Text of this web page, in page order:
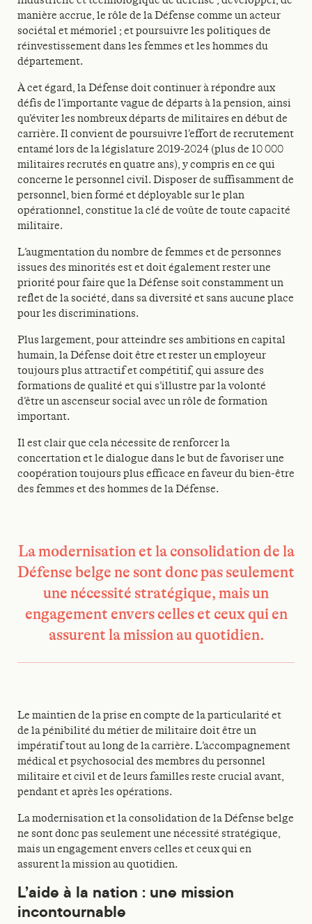
manière accrue, le rôle de la Défense comme un acteur
sociétal et mémoriel ; et poursuivre les politiques de
réinvestissement dans les femmes et les hommes du
département.
À cet égard, la Défense doit continuer à répondre aux
défis de l’importante vague de départs à la pension, ainsi
qu’éviter les nombreux départs de militaires en début de
carrière. Il convient de poursuivre l’effort de recrutement
entamé lors de la législature 2019-2024 (plus de 10 000
militaires recrutés en quatre ans), y compris en ce qui
concerne le personnel civil. Disposer de suffisamment de
personnel, bien formé et déployable sur le plan
opérationnel, constitue la clé de voûte de toute capacité
militaire.
L’augmentation du nombre de femmes et de personnes
issues des minorités est et doit également rester une
priorité pour faire que la Défense soit constamment un
reflet de la société, dans sa diversité et sans aucune place
pour les discriminations.
Plus largement, pour atteindre ses ambitions en capital
humain, la Défense doit être et rester un employeur
toujours plus attractif et compétitif, qui assure des
formations de qualité et qui s’illustre par la volonté
d’être un ascenseur social avec un rôle de formation
important.
Il est clair que cela nécessite de renforcer la
concertation et le dialogue dans le but de favoriser une
coopération toujours plus efficace en faveur du bien-être
des femmes et des hommes de la Défense.
La modernisation et la consolidation de la
Défense belge ne sont donc pas seulement
une nécessité stratégique, mais un
engagement envers celles et ceux qui en
assurent la mission au quotidien.
Le maintien de la prise en compte de la particularité et
de la pénibilité du métier de militaire doit être un
impératif tout au long de la carrière. L’accompagnement
médical et psychosocial des membres du personnel
militaire et civil et de leurs familles reste crucial avant,
pendant et après les opérations.
La modernisation et la consolidation de la Défense belge
ne sont donc pas seulement une nécessité stratégique,
mais un engagement envers celles et ceux qui en
assurent la mission au quotidien.
L’aide à la nation : une mission
incontournable